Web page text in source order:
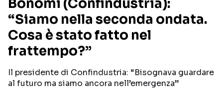
Seguici sui social
Bonomi (Confindustria):
“Siamo nella seconda ondata.
Cosa è stato fatto nel
frattempo?”
Il presidente di Confindustria: “Bisognava guardare
al futuro ma siamo ancora nell’emergenza”